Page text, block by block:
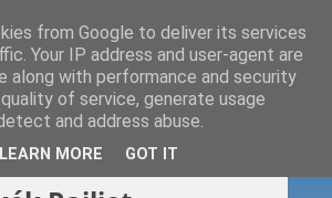
kék Škoda
from Google to deliver its services
Your IP address and user-agent are
along with performance and security
of service, generate usage
and address abuse.
LEARN MORE GOT IT